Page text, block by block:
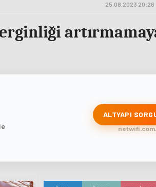
25.08.2023 20:26
ALTYAPI